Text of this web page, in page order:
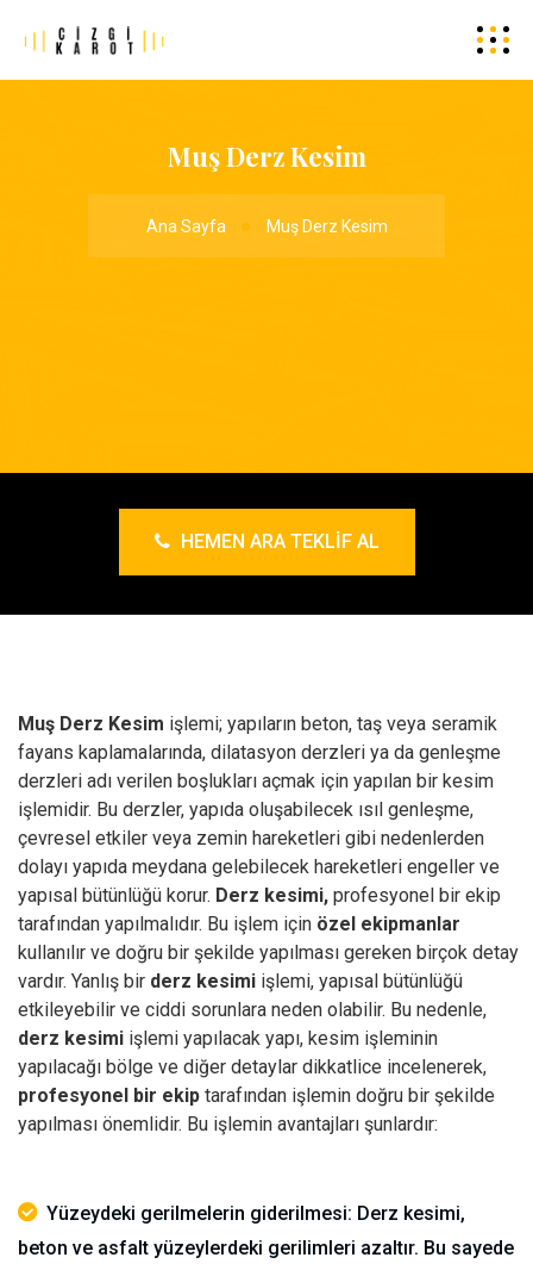
Muş Derz Kesim
Ana Sayfa Muş Derz Kesim
HEMEN ARA TEKLIF AL
Muş Derz Kesim işlemi; yapıların beton, taş veya seramik
fayans kaplamalarında, dilatasyon derzleri ya da genleşme
derzleri adı verilen boşlukları açmak için yapılan bir kesim
işlemidir. Bu derzler, yapıda oluşabilecek ısıl genleşme,
çevresel etkiler veya zemin hareketleri gibi nedenlerden
dolayı yapıda meydana gelebilecek hareketleri engeller ve
yapısal bütünlüğü korur. Derz kesimi, profesyonel bir ekip
tarafından yapılmalıdır. Bu işlem için özel ekipmanlar
kullanılır ve doğru bir şekilde yapılması gereken birçok detay
vardır. Yanlış bir derz kesimi işlemi, yapısal bütünlüğü
etkileyebilir ve ciddi sorunlara neden olabilir. Bu nedenle,
derz kesimi işlemi yapılacak yapı, kesim işleminin
yapılacağı bölge ve diğer detaylar dikkatlice incelenerek,
profesyonel bir ekip tarafından işlemin doğru bir şekilde
yapılması önemlidir. Bu işlemin avantajları şunlardır:
Yüzeydeki gerilmelerin giderilmesi: Derz kesimi,
beton ve asfalt yüzeylerdeki gerilimleri azaltır. Bu sayede